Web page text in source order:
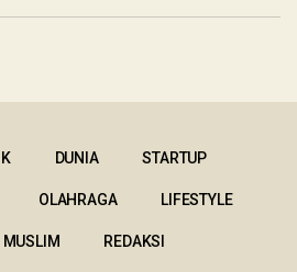
DUNIA STARTUP
OLAHRAGA LIFESTYLE
MUSLIM REDAKSI